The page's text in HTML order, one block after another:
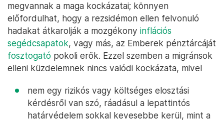
megvannak a maga kockázatai; könnyen
előfordulhat, hogy a rezsidémon ellen felvonuló
hadakat átkarolják a mozgékony inflációs
segédcsapatok, vagy más, az Emberek pénztárcáját
fosztogató pokoli erők. Ezzel szemben a migránsok
elleni küzdelemnek nincs valódi kockázata, mivel
nem egy rizikós vagy költséges elosztási
kérdésről van szó, ráadásul a lepattintós
határvédelem sokkal kevesebbe kerül, mint a